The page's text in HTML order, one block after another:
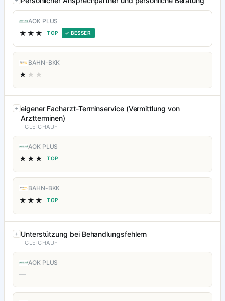
AOK PLUS
★★★ TOP ✓ BESSER
BAHN-BKK
★ ★★
eigener Facharzt-Terminservice (Vermittlung von
Arztterminen)
GLEICHAUF
AOK PLUS
★★★ TOP
BAHN-BKK
★★★ TOP
Unterstützung bei Behandlungsfehlern
GLEICHAUF
AOK PLUS
—